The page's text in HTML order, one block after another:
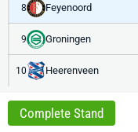
8 Feyenoord
9 Groningen
10 Heerenveen
Complete Stand